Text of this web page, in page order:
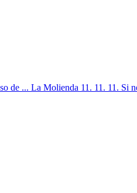
de ... La Molienda 11. 11. 11. Si